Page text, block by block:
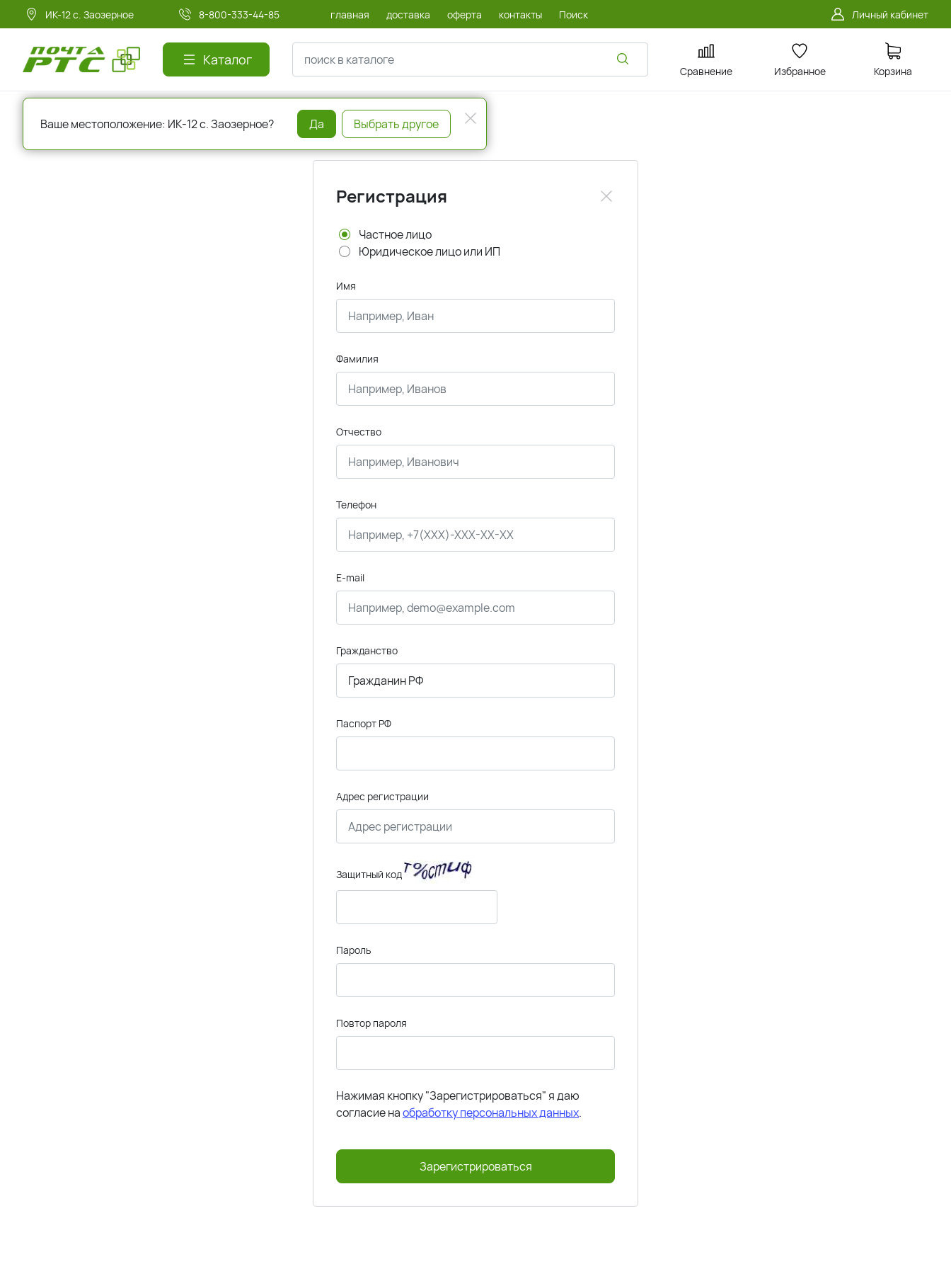
ИК-12 с. Заозерное 8-800-333-44-85 главная доставка оферта контакты Поиск Личный кабинет
Каталог
Сравнение Избранное Корзина
Регистрация
Частное лицо
Юридическое лицо или ИП
Имя
Фамилия
Отчество
Телефон
E-mail
Гражданство
Паспорт РФ
Адрес регистрации
Защитный код
Пароль
Повтор пароля
Нажимая кнопку "Зарегистрироваться" я даю
согласие наобработку персональных данных.
Зарегистрироваться
Ваше местоположение: ИК-12 с. Заозерное? Да Выбрать другое